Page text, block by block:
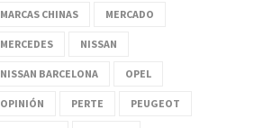
MARCAS CHINAS MERCADO
MERCEDES NISSAN
NISSAN BARCELONA OPEL
OPINIÓN PERTE PEUGEOT